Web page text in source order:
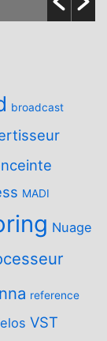
broadcast
MADI
Nuage
reference
VST